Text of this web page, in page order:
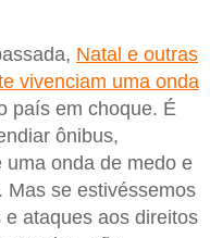
Natal e outras
vivenciam uma onda
país em choque. É
ônibus,
uma onda de medo e
Mas se estivéssemos
ataques aos direitos